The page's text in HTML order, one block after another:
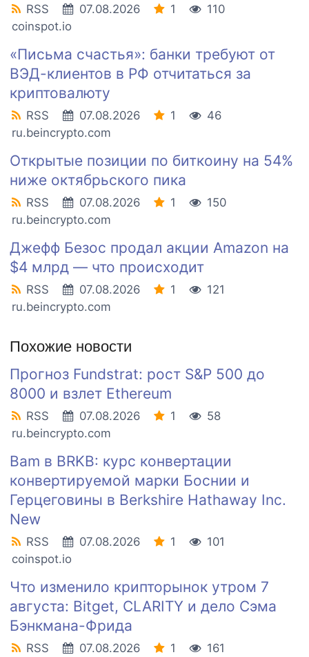
RSS 07.08.2026 1
110
coinspot.io
«Письма счастья»: банки требуют от
ВЭД-клиентов в РФ отчитаться за
криптовалюту
RSS 07.08.2026 1
46
ru.beincrypto.com
Открытые позиции по биткоину на 54%
ниже октябрьского пика
RSS 07.08.2026 1
150
ru.beincrypto.com
Джефф Безос продал акции Amazon на
$4 млрд — что происходит
RSS 07.08.2026 1
121
ru.beincrypto.com
Похожие новости
Прогноз Fundstrat: рост S&P 500 до
8000 и взлет Ethereum
RSS 07.08.2026 1
58
ru.beincrypto.com
Bam в BRKB: курс конвертации
конвертируемой марки Боснии и
Герцеговины в Berkshire Hathaway Inc.
New
RSS 07.08.2026 1
101
coinspot.io
Что изменило крипторынок утром 7
августа: Bitget, CLARITY и дело Сэма
Бэнкмана-Фрида
RSS 07.08.2026 1
161